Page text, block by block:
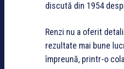
discută din 1954
Renzi nu a oferit
rezultate mai bune
împreună, printr-o